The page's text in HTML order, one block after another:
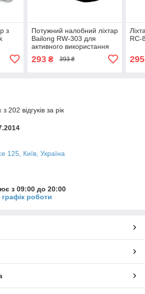
з
Потужний налобний ліхтар
Bailong RW-303 для
активного використання
293₴ 393 ₴
RC-
295
202 відгуків за рік
125, Київ, Україна
з 09:00 до 20:00
роботи